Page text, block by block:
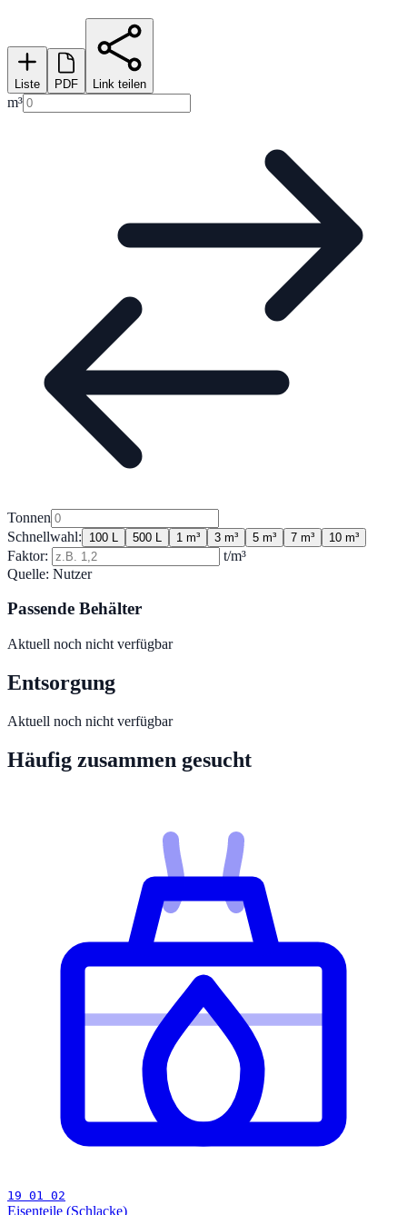
Liste PDF Link teilen
m³
Tonnen
Schnellwahl:
100 L 500 L 1 m³ 3 m³ 5 m³ 7 m³ 10 m³
Faktor:
t/m³
Quelle: Nutzer
Passende Behälter
Aktuell noch nicht verfügbar
Entsorgung
Aktuell noch nicht verfügbar
Häufig zusammen gesucht
19 01 02
Eisenteile (Schlacke)